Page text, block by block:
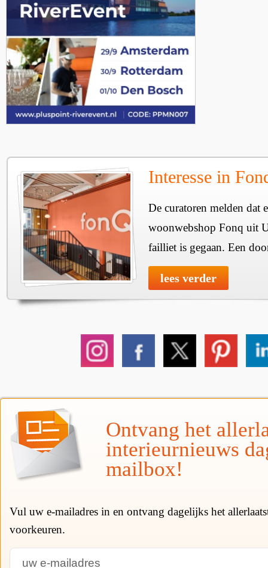
Interesse in
De curatoren melden dat
woonwebshop Fonq uit
failliet is gegaan. Een
lees verder
Ontvang het
interieurnieuws
mailbox!
Vul uw e-mailadres in en ontvang dagelijks het
voorkeuren.